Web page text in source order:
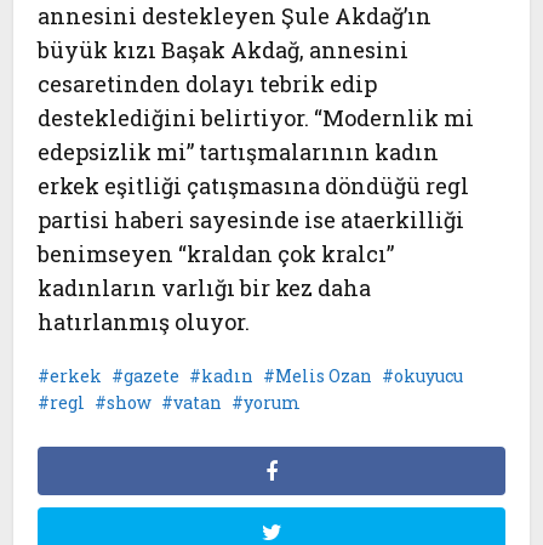
annesini destekleyen Şule Akdağ’ın
büyük kızı Başak Akdağ, annesini
cesaretinden dolayı tebrik edip
desteklediğini belirtiyor. “Modernlik mi
edepsizlik mi” tartışmalarının kadın
erkek eşitliği çatışmasına döndüğü regl
partisi haberi sayesinde ise ataerkilliği
benimseyen “kraldan çok kralcı”
kadınların varlığı bir kez daha
hatırlanmış oluyor.
erkek gazete kadın Melis Ozan
okuyucu
regl
show vatan yorum